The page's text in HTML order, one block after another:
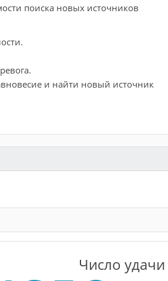
поиска новых источников
и найти новый источник
Число удачи